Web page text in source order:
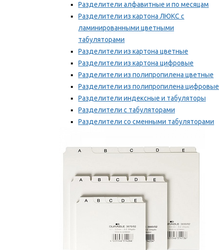
Разделители алфавитные и по месяцам
Разделители из картона ЛЮКС с
ламинированными цветными
табуляторами
Разделители из картона цветные
Разделители из картона цифровые
Разделители из полипропилена цветные
Разделители из полипропилена цифровые
Разделители индексные и табуляторы
Разделители с табуляторами
Разделители со сменными табуляторами